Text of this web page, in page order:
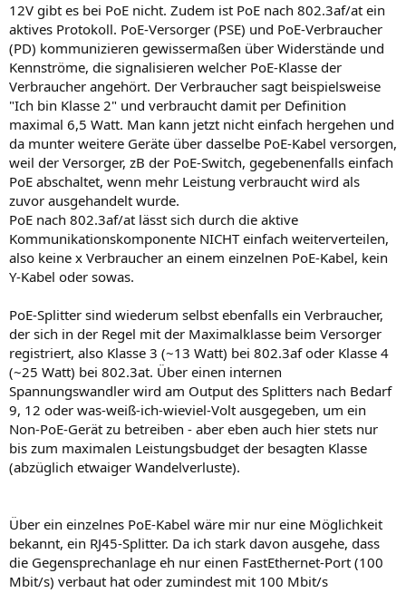
12V gibt es bei PoE nicht. Zudem ist PoE nach 802.3af/at ein
aktives Protokoll. PoE-Versorger (PSE) und PoE-Verbraucher
(PD) kommunizieren gewissermaßen über Widerstände und
Kennströme, die signalisieren welcher PoE-Klasse der
Verbraucher angehört. Der Verbraucher sagt beispielsweise
"Ich bin Klasse 2" und verbraucht damit per Definition
maximal 6,5 Watt. Man kann jetzt nicht einfach hergehen und
da munter weitere Geräte über dasselbe PoE-Kabel versorgen,
weil der Versorger, zB der PoE-Switch, gegebenenfalls einfach
PoE abschaltet, wenn mehr Leistung verbraucht wird als
zuvor ausgehandelt wurde.
PoE nach 802.3af/at lässt sich durch die aktive
Kommunikationskomponente NICHT einfach weiterverteilen,
also keine x Verbraucher an einem einzelnen PoE-Kabel, kein
Y-Kabel oder sowas.
PoE-Splitter sind wiederum selbst ebenfalls ein Verbraucher,
der sich in der Regel mit der Maximalklasse beim Versorger
registriert, also Klasse 3 (~13 Watt) bei 802.3af oder Klasse 4
(~25 Watt) bei 802.3at. Über einen internen
Spannungswandler wird am Output des Splitters nach Bedarf
9, 12 oder was-weiß-ich-wieviel-Volt ausgegeben, um ein
Non-PoE-Gerät zu betreiben - aber eben auch hier stets nur
bis zum maximalen Leistungsbudget der besagten Klasse
(abzüglich etwaiger Wandelverluste).
Über ein einzelnes PoE-Kabel wäre mir nur eine Möglichkeit
bekannt, ein RJ45-Splitter. Da ich stark davon ausgehe, dass
die Gegensprechanlage eh nur einen FastEthernet-Port (100
Mbit/s) verbaut hat oder zumindest mit 100 Mbit/s